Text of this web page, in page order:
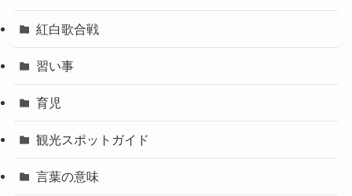
紅白歌合戦
習い事
育児
観光スポットガイド
言葉の意味